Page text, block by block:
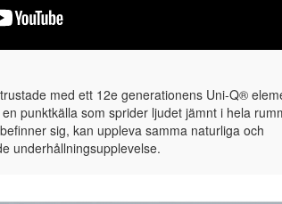
med ett 12e generationens Uni-Q®
punktkälla som sprider ljudet jämnt i hela
sig, kan uppleva samma naturliga och
underhållningsupplevelse.